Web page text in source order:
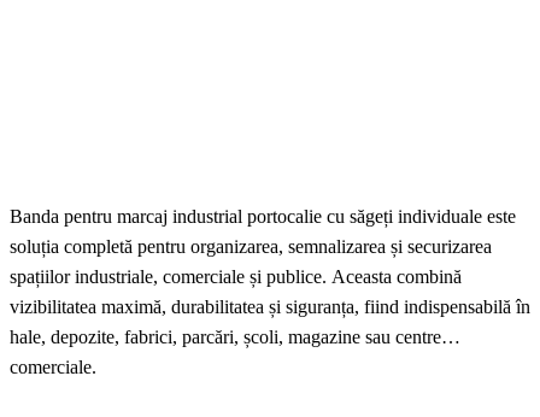
Banda pentru marcaj industrial portocalie cu săgeți individuale este
soluția completă pentru organizarea, semnalizarea și securizarea
spațiilor industriale, comerciale și publice. Aceasta combină
vizibilitatea maximă, durabilitatea și siguranța, fiind indispensabilă în
hale, depozite, fabrici, parcări, școli, magazine sau centre
comerciale.